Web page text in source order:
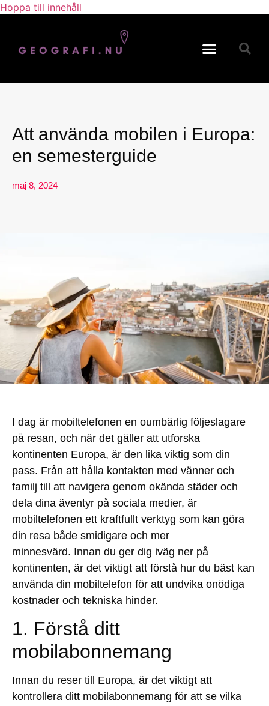
Hoppa till innehåll
Att använda mobilen i Europa:
en semesterguide
maj 8, 2024
I dag är mobiltelefonen en oumbärlig följeslagare
på resan, och när det gäller att utforska
kontinenten Europa, är den lika viktig som din
pass. Från att hålla kontakten med vänner och
familj till att navigera genom okända städer och
dela dina äventyr på sociala medier, är
mobiltelefonen ett kraftfullt verktyg som kan göra
din resa både smidigare och mer
minnesvärd. Innan du ger dig iväg ner på
kontinenten, är det viktigt att förstå hur du bäst kan
använda din mobiltelefon för att undvika onödiga
kostnader och tekniska hinder.
1. Förstå ditt
mobilabonnemang
Innan du reser till Europa, är det viktigt att
kontrollera ditt mobilabonnemang för att se vilka